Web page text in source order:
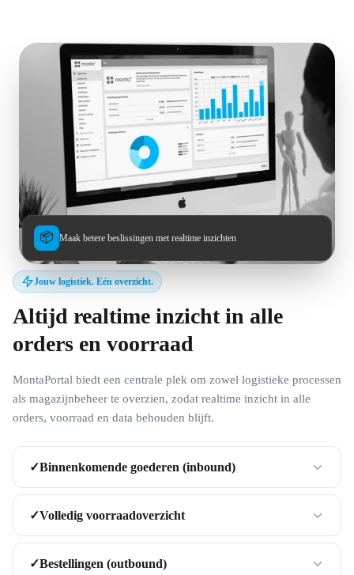
📦 Maak betere beslissingen met realtime inzichten
Jouw logistiek. Eén overzicht.
Altijd realtime inzicht in alle
orders en voorraad
MontaPortal biedt een centrale plek om zowel logistieke processen
als magazijnbeheer te overzien, zodat realtime inzicht in alle
orders, voorraad en data behouden blijft.
✓Binnenkomende goederen (inbound)
✓Volledig voorraadoverzicht
✓Bestellingen (outbound)